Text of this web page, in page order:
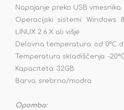
Napajanje preko USB vmesnika
Operacijski sistemi: Windows
LINUX 2.6.X ali višje
Delovna temperatura: od 0°C
Temperatura skladiščenja: -
Kapaciteta: 32GB
Barva: srebrno/modra
Opomba: